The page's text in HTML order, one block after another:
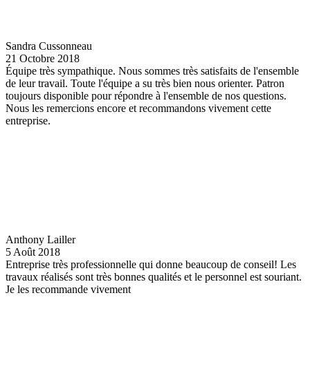
Sandra Cussonneau
21 Octobre 2018
Équipe très sympathique. Nous sommes très satisfaits de l'ensemble
de leur travail. Toute l'équipe a su très bien nous orienter. Patron
toujours disponible pour répondre à l'ensemble de nos questions.
Nous les remercions encore et recommandons vivement cette
entreprise.
Anthony Lailler
5 Août 2018
Entreprise très professionnelle qui donne beaucoup de conseil! Les
travaux réalisés sont très bonnes qualités et le personnel est souriant.
Je les recommande vivement